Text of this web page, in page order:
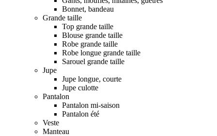
Bonnet, bandeau
Grande taille
Top grande taille
Blouse grande taille
Robe grande taille
Robe longue grande taille
Sarouel grande taille
Jupe
Jupe longue, courte
Jupe culotte
Pantalon
Pantalon mi-saison
Pantalon été
Veste
Manteau